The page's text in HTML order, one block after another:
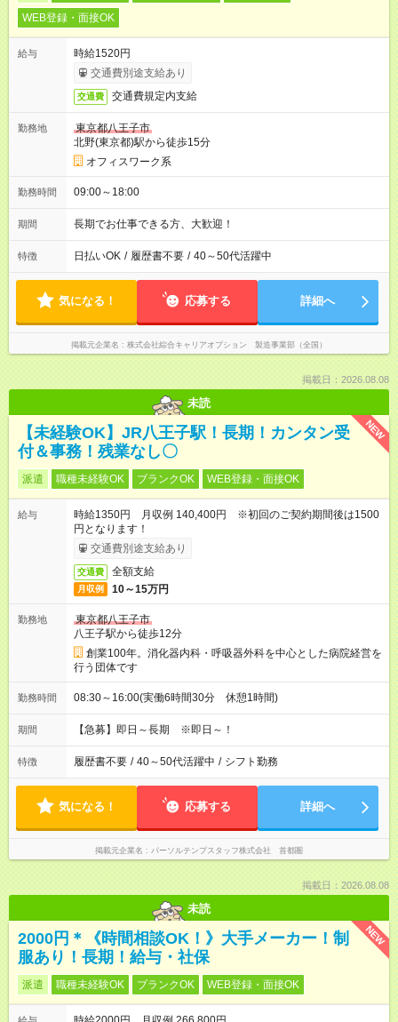
WEB登録・面接OK
給与
時給1520円
交通費別途支給あり
交通費 交通費規定内支給
勤務地
東京都八王子市
北野(東京都)駅から徒歩15分
オフィスワーク系
勤務時間 09:00～18:00
期間 長期でお仕事できる方、大歓迎！
特徴 日払いOK / 履歴書不要 / 40～50代活躍中
気になる！ 応募する 詳細へ
掲載元企業名 株式会社綜合キャリアオプション 製造事業部（全国）
掲載日：2026.08.08
未読
NEW
【未経験OK】JR八王子駅！長期！カンタン受
付＆事務！残業なし〇
派遣 職種未経験OK ブランクOK WEB登録・面接OK
給与
時給1350円 月収例 140,400円 ※初回のご契約期間後は1500
円となります！
交通費別途支給あり
交通費 全額支給
月収例 10～15万円
勤務地
東京都八王子市
八王子駅から徒歩12分
創業100年。消化器内科・呼吸器外科を中心とした病院経営を
行う団体です
勤務時間 08:30～16:00(実働6時間30分 休憩1時間)
期間 【急募】即日～長期 ※即日～！
特徴 履歴書不要 / 40～50代活躍中 / シフト勤務
気になる！ 応募する 詳細へ
掲載元企業名 パーソルテンプスタッフ株式会社 首都圏
掲載日：2026.08.08
未読
NEW
2000円＊《時間相談OK！》大手メーカー！制
服あり！長期！給与・社保
派遣 職種未経験OK ブランクOK WEB登録・面接OK